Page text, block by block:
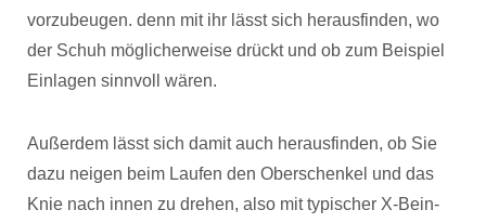
vorzubeugen. denn mit ihr lässt sich herausfinden, wo
der Schuh möglicherweise drückt und ob zum Beispiel
Einlagen sinnvoll wären.
Außerdem lässt sich damit auch herausfinden, ob Sie
dazu neigen beim Laufen den Oberschenkel und das
Knie nach innen zu drehen, also mit typischer X-Bein-